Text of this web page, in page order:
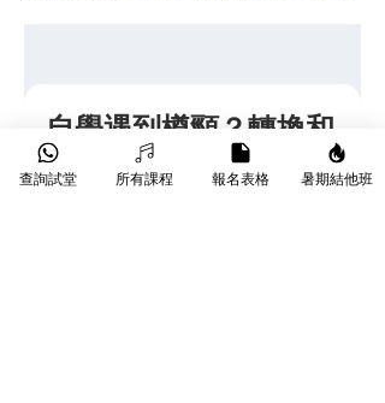
自學遇到樽頸？轉換和
弦太慢、掃弦唔好聽？
查詢試堂 所有課程 報名表格 暑期結他班